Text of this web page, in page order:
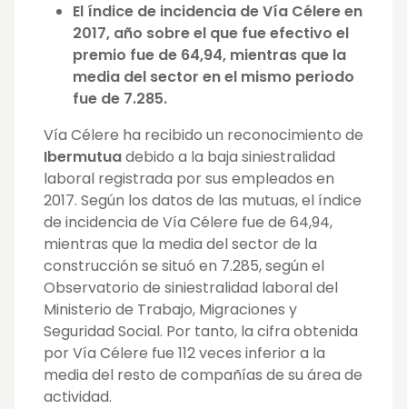
El índice de incidencia de Vía Célere en
2017, año sobre el que fue efectivo el
premio fue de 64,94, mientras que la
media del sector en el mismo periodo
fue de 7.285.
Vía Célere ha recibido un reconocimiento de
Ibermutuadebido a la baja siniestralidad
laboral registrada por sus empleados en
2017. Según los datos de las mutuas, el índice
de incidencia de Vía Célere fue de 64,94,
mientras que la media del sector de la
construcción se situó en 7.285, según el
Observatorio de siniestralidad laboral del
Ministerio de Trabajo, Migraciones y
Seguridad Social. Por tanto, la cifra obtenida
por Vía Célere fue 112 veces inferior a la
media del resto de compañías de su área de
actividad.